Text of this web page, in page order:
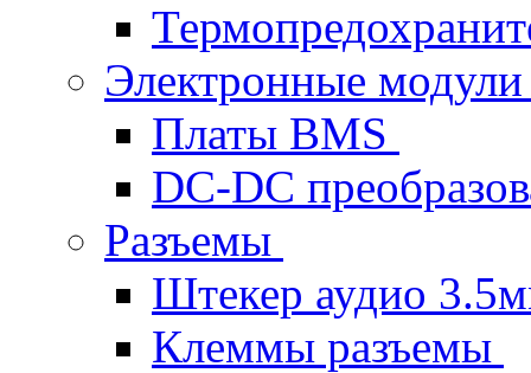
Электронные
Платы BMS
DC-DC
Разъемы
Штекер аудио
Клеммы разъемы